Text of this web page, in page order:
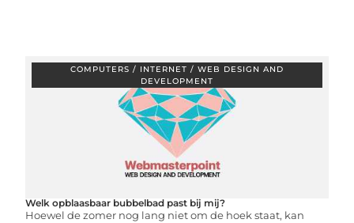
COMPUTERS / INTERNET / WEB DESIGN AND
DEVELOPMENT
Welk opblaasbaar bubbelbad past bij mij?
Hoewel de zomer nog lang niet om de hoek staat, kan